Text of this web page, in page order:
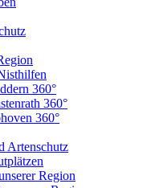
360°
360°
360°
Artenschutz
Region